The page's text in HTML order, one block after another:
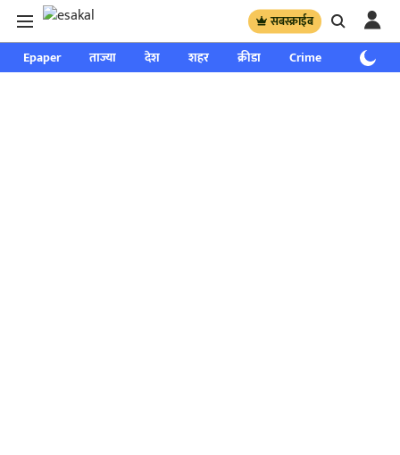
सबस्क्राईब
Epaper ताज्या देश शहर क्रीडा Crime साप्ताहिक